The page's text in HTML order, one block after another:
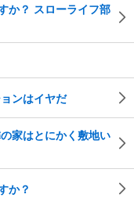
か？ スローライフ部
ンはイヤだ
家はとにかく敷地い
か？